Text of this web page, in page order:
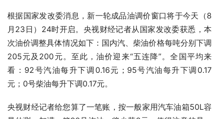
根据国家发改委消息，新一轮成品油调价窗口将于今天（8
月23日）24时开启。央视财经记者从国家发改委获悉，本
次油价调整具体情况如下：国内汽、柴油价格每吨分别下调
205元及200元。至此，油价迎来“五连降”。全国平均来
看：92号汽油每升下调0.16元；95号汽油每升下调0.17
元；0号柴油每升下调0.17元。
央视财经记者给您算了一笔账，按一般家用汽车油箱50L容